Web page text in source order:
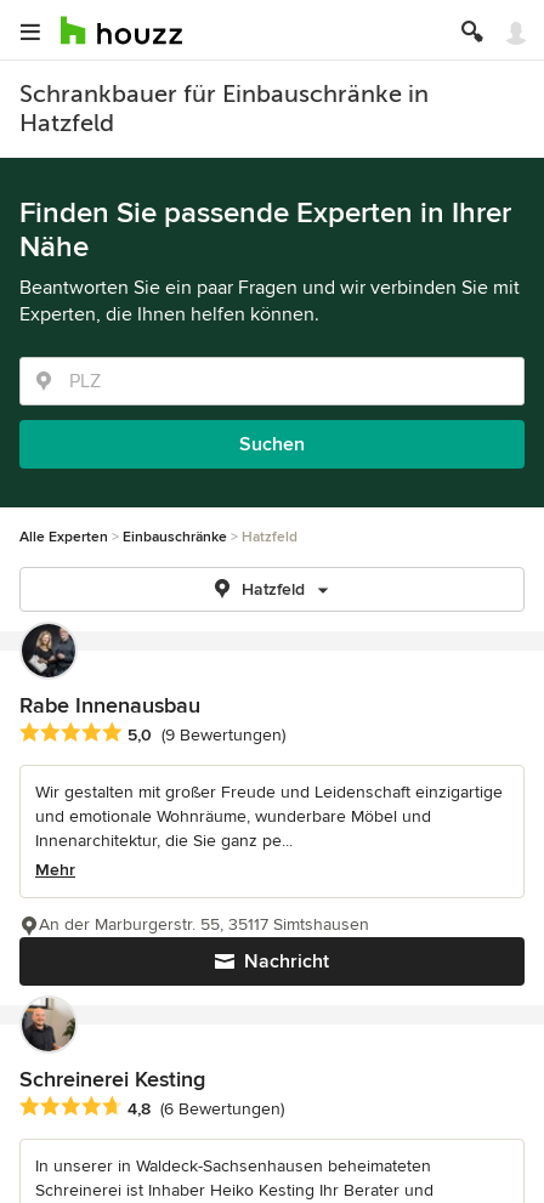
Schrankbauer für Einbauschränke in
Hatzfeld
Finden Sie passende Experten in Ihrer
Nähe
Beantworten Sie ein paar Fragen und wir verbinden Sie mit
Experten, die Ihnen helfen können.
Suchen
Alle Experten Einbauschränke Hatzfeld
Hatzfeld
Rabe Innenausbau
Durchschnittliche Bewertung: 5 von 5 Sternen
5,0 (9 Bewertungen)
Wir gestalten mit großer Freude und Leidenschaft einzigartige
und emotionale Wohnräume, wunderbare Möbel und
Innenarchitektur, die Sie ganz pe...
Mehr
Nachricht
An der Marburgerstr. 55, 35117 Simtshausen
Schreinerei Kesting
Durchschnittliche Bewertung: 4.8 von 5 Sternen
4,8 (6 Bewertungen)
In unserer in Waldeck-Sachsenhausen beheimateten
Schreinerei ist Inhaber Heiko Kesting Ihr Berater und